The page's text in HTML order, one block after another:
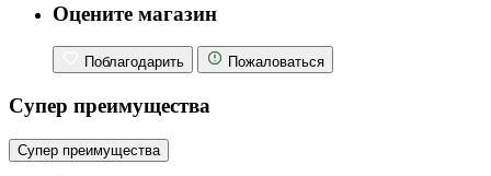
Оцените магазин
Поблагодарить Пожаловаться
Супер преимущества
Супер преимущества